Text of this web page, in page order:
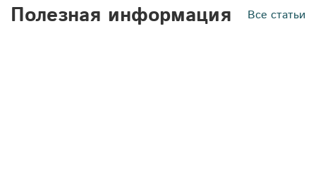
Полезная информация Все статьи